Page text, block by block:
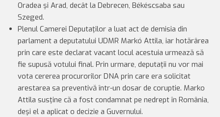
Oradea şi Arad, decât la Debrecen, Békéscsaba sau
Szeged.
Plenul Camerei Deputaţilor a luat act de demisia din
parlament a deputatului UDMR Markó Attila, iar hotărârea
prin care este declarat vacant locul acestuia urmează să
fie supusă votului final. Prin urmare, deputaţii nu vor mai
vota cererea procurorilor DNA prin care era solicitat
arestarea sa preventivă într-un dosar de coruptie. Marko
Attila susţine că a fost condamnat pe nedrept în România,
deşi el a aplicat o decizie a Guvernului.